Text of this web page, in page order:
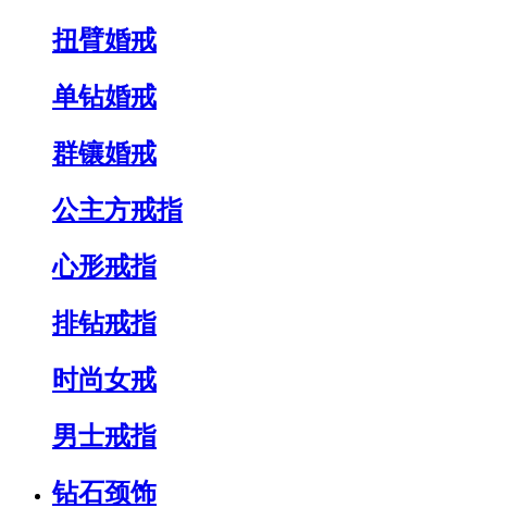
扭臂婚戒
单钻婚戒
群镶婚戒
公主方戒指
心形戒指
排钻戒指
时尚女戒
男士戒指
钻石颈饰